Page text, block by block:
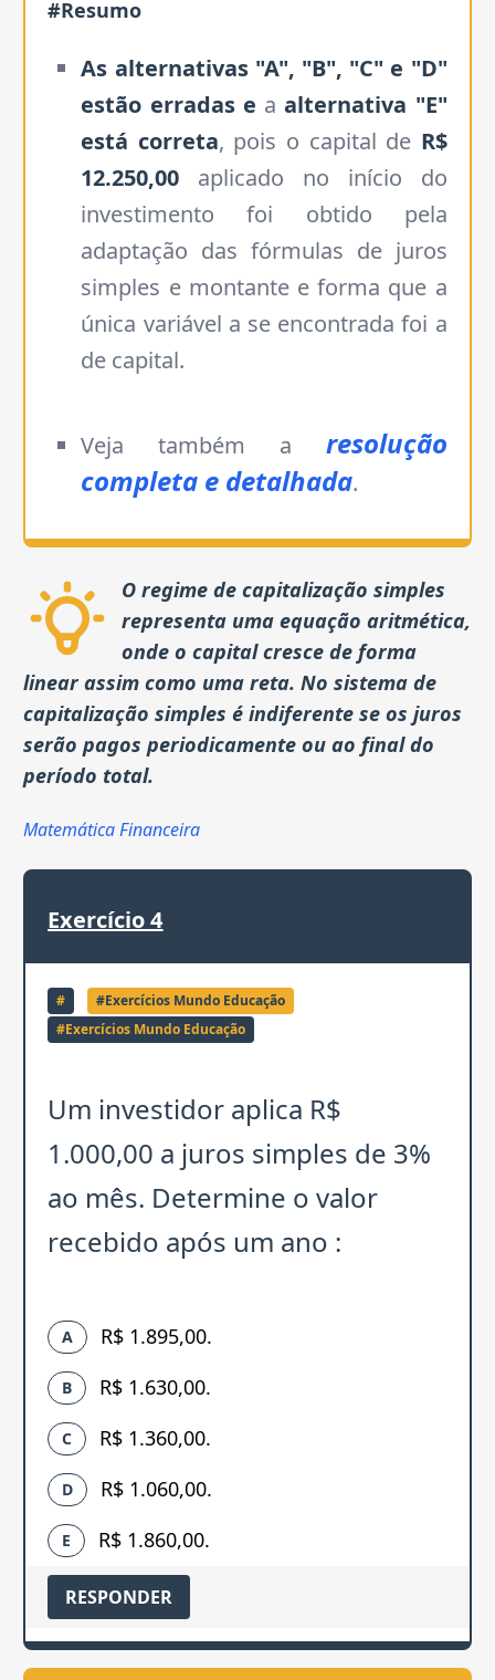
#Resumo
As alternativas "A", "B", "C" e "D"
estão erradas e aalternativa "E"
está correta, pois o capital de R$
12.250,00 aplicado no início do
investimento foi obtido pela
adaptação das fórmulas de juros
simples e montante e forma que a
única variável a se encontrada foi a
de capital.
Veja também a resolução
completa e detalhada.
O regime de capitalização simples
representa uma equação aritmética,
onde o capital cresce de forma
linear assim como uma reta. No sistema de
capitalização simples é indiferente se os juros
serão pagos periodicamente ou ao final do
período total.
Matemática Financeira
Exercício4
# #Exercícios Mundo Educação
#Exercícios Mundo Educação
Um investidor aplica R$
1.000,00 a juros simples de 3%
ao mês. Determine o valor
recebido após um ano :
A R$ 1.895,00.
B R$ 1.630,00.
C R$ 1.360,00.
D R$ 1.060,00.
E R$ 1.860,00.
RESPONDER